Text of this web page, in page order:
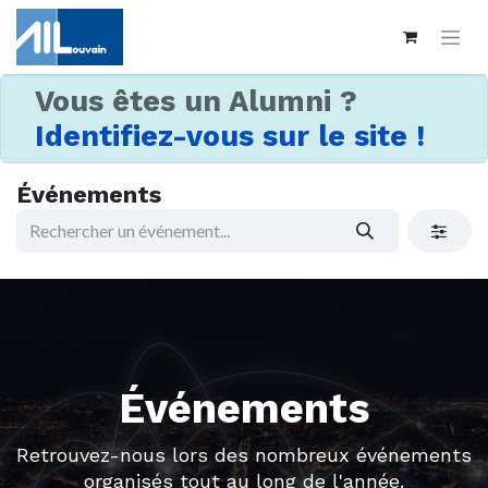
Vous êtes un Alumni ?
Identifiez-vous sur le site !
Événements
Événements
Retrouvez-nous lors des nombreux événements
organisés tout au long de l'année.